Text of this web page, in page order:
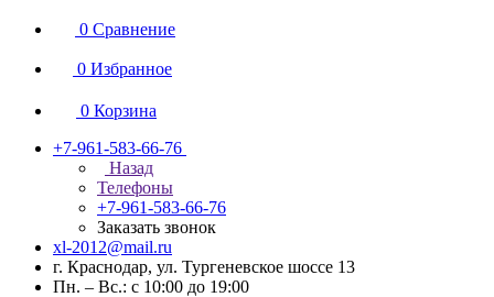
0 Сравнение
0 Избранное
0 Корзина
+7-961-583-66-76
Назад
Телефоны
+7-961-583-66-76
Заказать звонок
xl-2012@mail.ru
г. Краснодар, ул. Тургеневское шоссе 13
Пн. – Вс.: с 10:00 до 19:00